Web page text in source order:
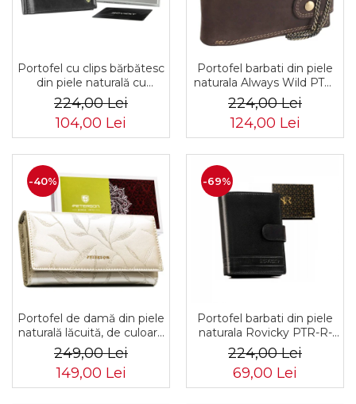
Portofel cu clips bărbătesc
din piele naturală cu
sistem RFID - Rovicky
PTR-N1908-RVT-9799
BLACK
224,00 Lei
104,00 Lei
Portofel barbati din piele
naturala Always Wild PTR-
2900-BIC
224,00 Lei
124,00 Lei
-40%
Portofel de damă din piele
naturală lăcuită, de culoare
bej, cu închidere cu capsă -
Peterson
249,00 Lei
149,00 Lei
-69%
Portofel barbati din piele
naturala Rovicky PTR-R-
N4L-GAT-8922 B+B
224,00 Lei
69,00 Lei